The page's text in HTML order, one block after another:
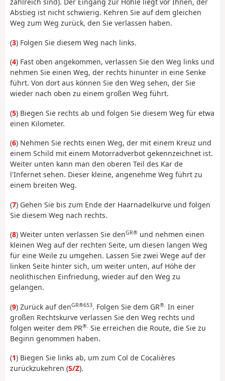
zahlreich sind). Der Eingang zur Höhle liegt vor Ihnen, der
Abstieg ist nicht schwierig. Kehren Sie auf dem gleichen
Weg zum Weg zurück, den Sie verlassen haben.
(3) Folgen Sie diesem Weg nach links.
(4) Fast oben angekommen, verlassen Sie den Weg links und
nehmen Sie einen Weg, der rechts hinunter in eine Senke
führt. Von dort aus können Sie den Weg sehen, der Sie
wieder nach oben zu einem großen Weg führt.
(5) Biegen Sie rechts ab und folgen Sie diesem Weg für etwa
einen Kilometer.
(6) Nehmen Sie rechts einen Weg, der mit einem Kreuz und
einem Schild mit einem Motorradverbot gekennzeichnet ist.
Weiter unten kann man den oberen Teil des Kar de
l'Infernet sehen. Dieser kleine, angenehme Weg führt zu
einem breiten Weg.
(7) Gehen Sie bis zum Ende der Haarnadelkurve und folgen
Sie diesem Weg nach rechts.
(8) Weiter unten verlassen Sie denGR® und nehmen einen
kleinen Weg auf der rechten Seite, um diesen langen Weg
für eine Weile zu umgehen. Lassen Sie zwei Wege auf der
linken Seite hinter sich, um weiter unten, auf Höhe der
neolithischen Einfriedung, wieder auf den Weg zu
gelangen.
(9) Zurück auf denGR®653. Folgen Sie dem GR®. In einer
großen Rechtskurve verlassen Sie den Weg rechts und
folgen weiter dem PR®. Sie erreichen die Route, die Sie zu
Beginn genommen haben.
(1) Biegen Sie links ab, um zum Col de Cocalières
zurückzukehren (S/Z).